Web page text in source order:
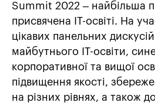
Summit 2022 – найбільша
присвячена ІТ-освіті. На
цікавих панельних
майбутнього ІТ-освіти,
корпоративної та вищої
підвищення якості,
на різних рівнях, а також